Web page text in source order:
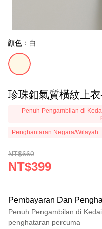
顏色：白
珍珠釦氣質橫紋上衣
Penuh Pengambilan di
Penghantaran Negara/Wilayah
NT$660
NT$399
Pembayaran Dan
Penuh Pengambilan di
penghataran percuma